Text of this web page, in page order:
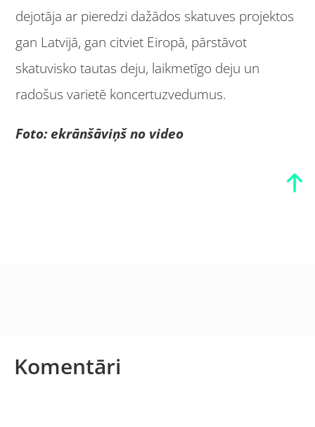
dejotāja ar pieredzi dažādos skatuves projektos
gan Latvijā, gan citviet Eiropā, pārstāvot
skatuvisko tautas deju, laikmetīgo deju un
radošus varietē koncertuzvedumus.
Foto: ekrānšāviņš no video
Komentāri